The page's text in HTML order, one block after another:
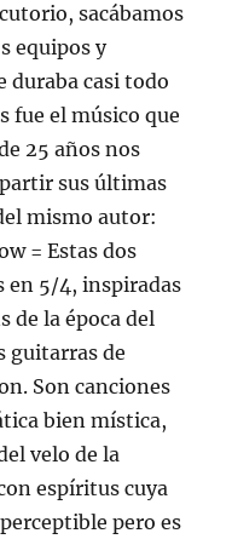
sacábamos
equipos y
duraba casi todo
fue el músico que
25 años nos
sus últimas
mismo autor:
= Estas dos
en 5/4, inspiradas
de la época del
guitarras de
Son canciones
bien mística,
velo de la
espíritus cuya
pero es